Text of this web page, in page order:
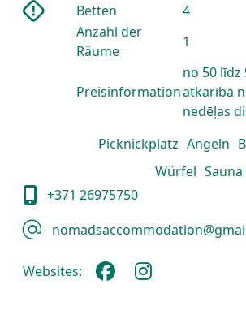
Betten
4
Anzahl der
Räume
1
Preisinformation
no 50 līdz
atkarībā
nedēļas
Picknickplatz Angeln
Würfel Sauna
+371 26975750
Websites: